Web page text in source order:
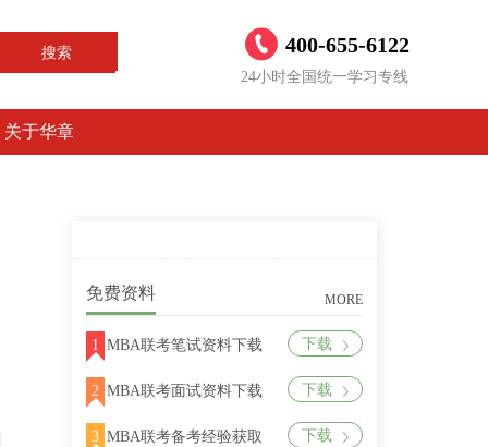
搜索 400-655-6122
24小时全国统一学习专线
关于华章
免费资料 MORE
1 MBA联考笔试资料下载 下载
2 MBA联考面试资料下载 下载
3 MBA联考备考经验获取 下载